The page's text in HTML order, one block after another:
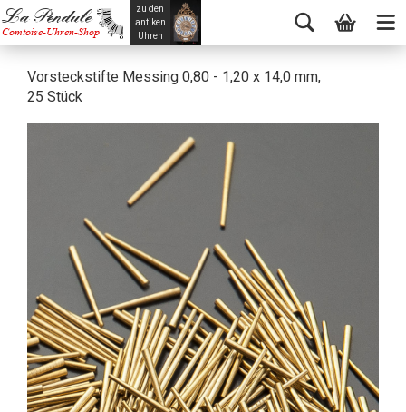
La Pendule
Comtoise-Uhren-Shop
zu den
antiken
Uhren
Vorsteckstifte Messing 0,80 - 1,20 x 14,0 mm,
25 Stück